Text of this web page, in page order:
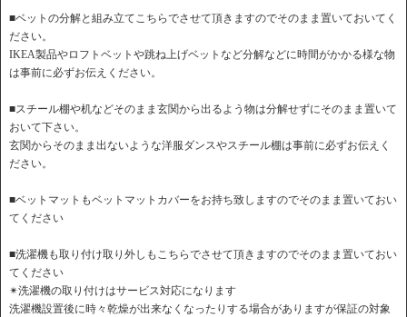
■ベットの分解と組み立てこちらでさせて頂きますのでそのまま置いておいてく
ださい。
IKEA製品やロフトベットや跳ね上げベットなど分解などに時間がかかる様な物
は事前に必ずお伝えください。
■スチール棚や机などそのまま玄関から出るよう物は分解せずにそのまま置いて
おいて下さい。
玄関からそのまま出ないような洋服ダンスやスチール棚は事前に必ずお伝えく
ださい。
■ベットマットもベットマットカバーをお持ち致しますのでそのまま置いておい
てください
■洗濯機も取り付け取り外しもこちらでさせて頂きますのでそのまま置いておい
てください
✴︎洗濯機の取り付けはサービス対応になります
洗濯機設置後に時々乾燥が出来なくなったりする場合がありますが保証の対象